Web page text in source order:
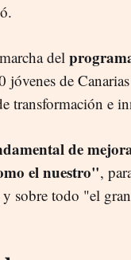
del
de
transformación e
de
el nuestro",
sobre todo "el